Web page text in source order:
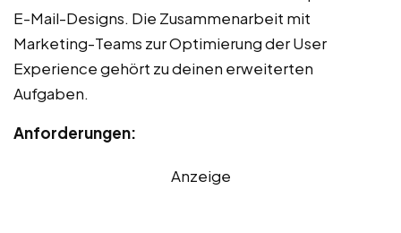
E-Mail-Designs. Die Zusammenarbeit mit
Marketing-Teams zur Optimierung der User
Experience gehört zu deinen erweiterten
Aufgaben.
Anforderungen:
Anzeige